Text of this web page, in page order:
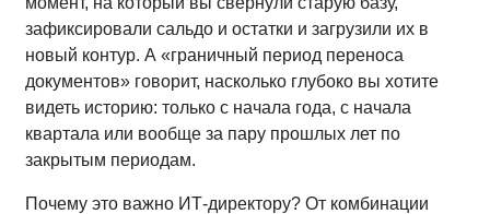
зафиксировали сальдо и остатки и загрузили их в
новый контур. А «граничный период переноса
документов» говорит, насколько глубоко вы хотите
видеть историю: только с начала года, с начала
квартала или вообще за пару прошлых лет по
закрытым периодам.
Почему это важно ИТ‑директору? От комбинации